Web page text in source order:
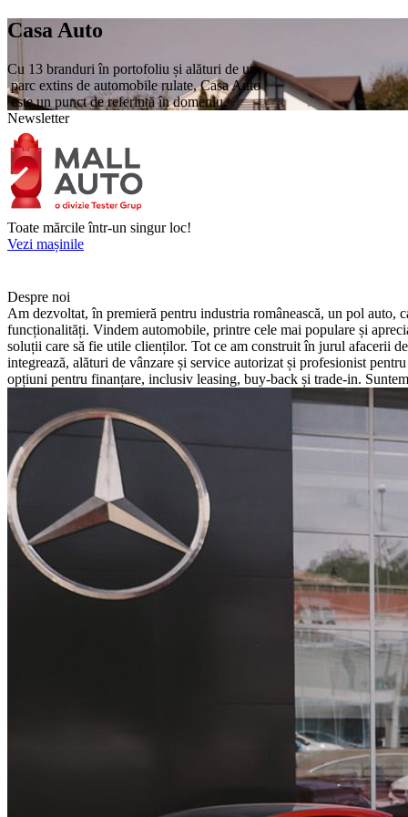
Casa Auto
Cu 13 branduri în portofoliu și alături de un
parc extins de automobile rulate, Casa Auto
este un punct de referință în domeniu.
Newsletter
Toate mărcile într-un singur loc!
Vezi mașinile
Despre noi
Am dezvoltat, în premieră pentru industria românească, un pol auto,
funcționalități. Vindem automobile, printre cele mai populare și
soluții care să fie utile clienților. Tot ce am construit în jurul afacerii
integrează, alături de vânzare și service autorizat și profesionist
opțiuni pentru finanțare, inclusiv leasing, buy-back și trade-in.